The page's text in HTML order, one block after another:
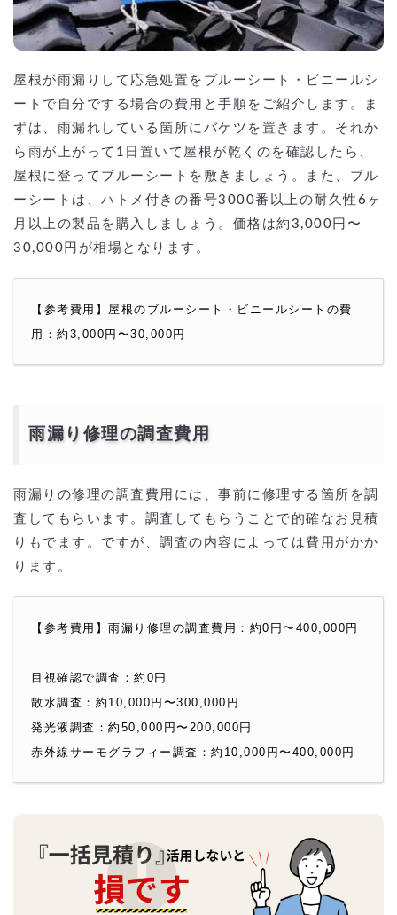
屋根が雨漏りして応急処置をブルーシート・ビニールシ
ートで自分でする場合の費用と手順をご紹介します。ま
ずは、雨漏れしている箇所にバケツを置きます。それか
ら雨が上がって1日置いて屋根が乾くのを確認したら、
屋根に登ってブルーシートを敷きましょう。また、ブル
ーシートは、ハトメ付きの番号3000番以上の耐久性6ヶ
月以上の製品を購入しましょう。価格は約3,000円〜
30,000円が相場となります。
【参考費用】屋根のブルーシート・ビニールシートの費
用：約3,000円〜30,000円
雨漏り修理の調査費用
雨漏りの修理の調査費用には、事前に修理する箇所を調
査してもらいます。調査してもらうことで的確なお見積
りもでます。ですが、調査の内容によっては費用がかか
ります。
【参考費用】雨漏り修理の調査費用：約0円〜400,000円
目視確認で調査：約0円
散水調査：約10,000円〜300,000円
発光液調査：約50,000円〜200,000円
赤外線サーモグラフィー調査：約10,000円〜400,000円